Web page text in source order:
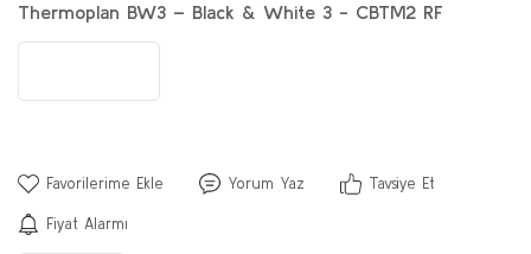
Thermoplan BW3 – Black & White 3 - CBTM2 RF
Yorum Yaz Tavsiye Et
Fiyat Alarmı